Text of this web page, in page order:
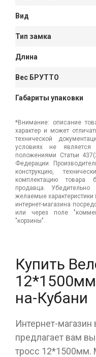
Вид
Тип замка
Длина
Вес БРУТТО
Габариты упаковки
*Внимание: описание
характер и может
технической
условиях не является
положениями Статьи
Федерации.
конструкцию,
комплектацию товара
продавца.
желаемые характеристики
интернет-магазина
или через поле
"корзины".
Купить
на-Кубани
Интернет-магазин
предлагает вам
тросс 12*1500мм.